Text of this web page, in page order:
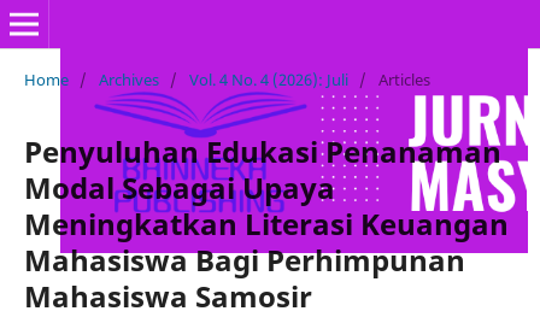
Home / Archives / Vol. 4 No. 4 (2026): Juli / Articles
Penyuluhan Edukasi Penanaman
Modal Sebagai Upaya
Meningkatkan Literasi Keuangan
Mahasiswa Bagi Perhimpunan
Mahasiswa Samosir